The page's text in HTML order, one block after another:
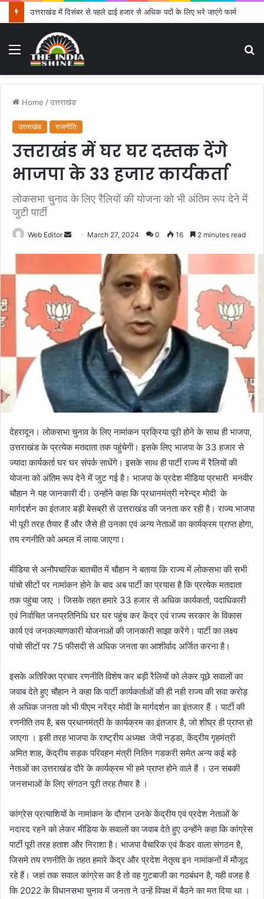
उत्तराखंड में दिसंबर से पहले ढाई हजार से अधिक पदों के लिए भरे जाएंगे फार्म
Menu
Home /उत्तराखंड
उत्तराखंड राजनीति
उत्तराखंड में घर घर दस्तक देंगे
भाजपा के 33 हजार कार्यकर्ता
लोकसभा चुनाव के लिए रैलियों की योजना को भी अंतिम रूप देने में
जुटी पार्टी
Web Editor
d
n
a
March 27, 2024 0 16 2 minutes read
देहरादून। लोकसभा चुनाव के लिए नामांकन प्रक्रिया पूरी होने के साथ ही भाजपा,
उत्तराखंड के प्रत्येक मतदाता तक पहुंचेगी। इसके लिए भाजपा के 33 हजार से
ज्यादा कार्यकर्ता घर घर संपर्क साधेंगे। इसके साथ ही पार्टी राज्य में रैलियों की
योजना को अंतिम रूप देने में जुट गई है। भाजपा के प्रदेश मीडिया प्रभारी मनवीर
चौहान ने यह जानकारी दी। उन्होंने कहा कि प्रधानमंत्री नरेन्द्र मोदी के
मार्गदर्शन का इंतजार बड़ी बेसब्री से उत्तराखंड की जनता कर रही है। राज्य भाजपा
भी पूरी तरह तैयार हैं और जैसे ही उनका एवं अन्य नेताओं का कार्यक्रम प्राप्त होगा,
तय रणनीति को अमल में लाया जाएगा।
मीडिया से अनौपचारिक बातचीत में चौहान ने बताया कि राज्य में लोकसभा की सभी
पांचो सीटों पर नामांकन होने के बाद अब पार्टी का प्रयास है कि प्रत्येक मतदाता
तक पहुंचा जाए । जिसके तहत हमारे 33 हजार से अधिक कार्यकर्ता, पदाधिकारी
एवं निर्वाचित जनप्रतिनिधि घर घर पहुंच कर केंद्र एवं राज्य सरकार के विकास
कार्य एवं जनकल्याणकारी योजनाओं की जानकारी साझा करेंगे। पार्टी का लक्ष्य
पांचो सीटों पर 75 फीसदी से अधिक जनता का आशीर्वाद अर्जित करना है।
इसके अतिरिक्त प्रचार रणनीति विशेष कर बड़ी रैलियों को लेकर पूछे सवालों का
जवाब देते हुए चौहान ने कहा कि पार्टी कार्यकर्ताओं की ही नही राज्य की सवा करोड़
से अधिक जनता को भी पीएम नरेंद्र मोदी के मार्गदर्शन का इंतजार हैं । पार्टी की
रणनीति तय है, बस प्रधानमंत्री के कार्यक्रम का इंतजार है, जो शीघ्र ही प्राप्त हो
जाएगा । इसी तरह भाजपा के राष्ट्रीय अध्यक्ष जेपी नड्डा, केंद्रीय गृहमंत्री
अमित शाह, केंद्रीय सड़क परिवहन मंत्री नितिन गडकरी समेत अन्य कई बड़े
नेताओं का उत्तराखंड दौरे के कार्यक्रम भी हमे प्राप्त होने वाले हैं । उन सबकी
जनसभाओं के लिए संगठन पूरी तरह तैयार है ।
कांग्रेस प्रत्याशियों के नामांकन के दौरान उनके केंद्रीय एवं प्रदेश नेताओं के
नदारद रहने को लेकर मीडिया के सवालों का जवाब देते हुए उन्होंने कहा कि कांग्रेस
पार्टी पूरी तरह हताश और निराशा है। भाजपा वैचारिक एवं कैडर वाला संगठन है,
जिसमे तय रणनीति के तहत हमारे केंद्र और प्रदेश नेतृत्व इन नामांकनों में मौजूद
रहे हैं। जहां तक सवाल कांग्रेस का है तो वह गुटबाजी का गठबंधन है, यही वजह है
कि 2022 के विधानसभा चुनाव में जनता ने उन्हें विपक्ष में बैठने का मत दिया था ।